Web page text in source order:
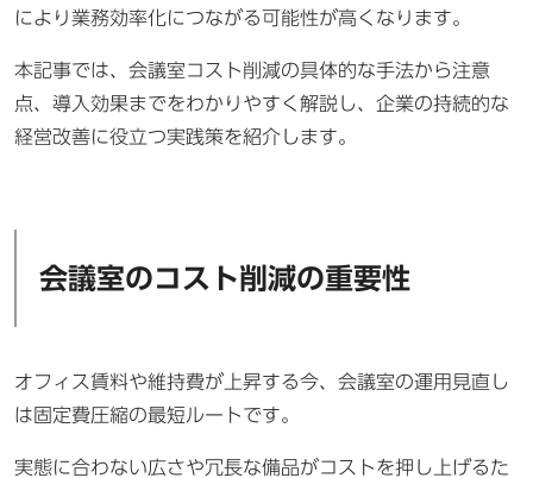
により業務効率化につながる可能性が高くなります。
本記事では、会議室コスト削減の具体的な手法から注意
点、導入効果までをわかりやすく解説し、企業の持続的な
経営改善に役立つ実践策を紹介します。
会議室のコスト削減の重要性
オフィス賃料や維持費が上昇する今、会議室の運用見直し
は固定費圧縮の最短ルートです。
実態に合わない広さや冗長な備品がコストを押し上げるた